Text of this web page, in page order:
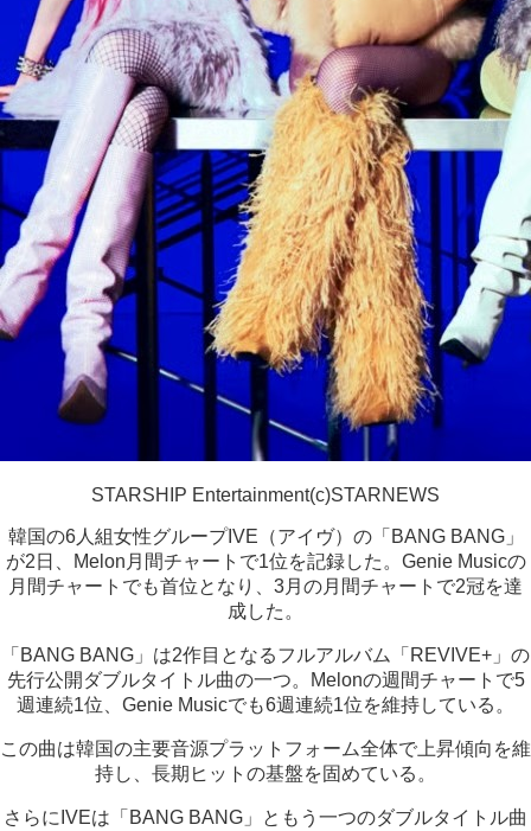
STARSHIP Entertainment(c)STARNEWS
韓国の6人組女性グループIVE（アイヴ）の「BANG BANG」
が2日、Melon月間チャートで1位を記録した。Genie Musicの
月間チャートでも首位となり、3月の月間チャートで2冠を達
成した。
「BANG BANG」は2作目となるフルアルバム「REVIVE+」の
先行公開ダブルタイトル曲の一つ。Melonの週間チャートで5
週連続1位、Genie Musicでも6週連続1位を維持している。
この曲は韓国の主要音源プラットフォーム全体で上昇傾向を維
持し、長期ヒットの基盤を固めている。
さらにIVEは「BANG BANG」ともう一つのダブルタイトル曲